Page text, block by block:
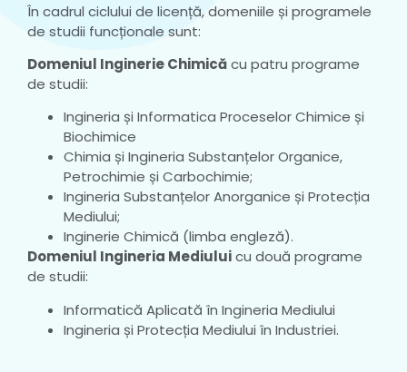
În cadrul ciclului de licență, domeniile și programele
de studii funcționale sunt:
Domeniul Inginerie Chimicăcu patru programe
de studii:
Ingineria și Informatica Proceselor Chimice și
Biochimice
Chimia și Ingineria Substanțelor Organice,
Petrochimie și Carbochimie;
Ingineria Substanțelor Anorganice și Protecția
Mediului;
Inginerie Chimică (limba engleză).
Domeniul Ingineria Mediuluicu două programe
de studii:
Informatică Aplicată în Ingineria Mediului
Ingineria și Protecția Mediului în Industriei.